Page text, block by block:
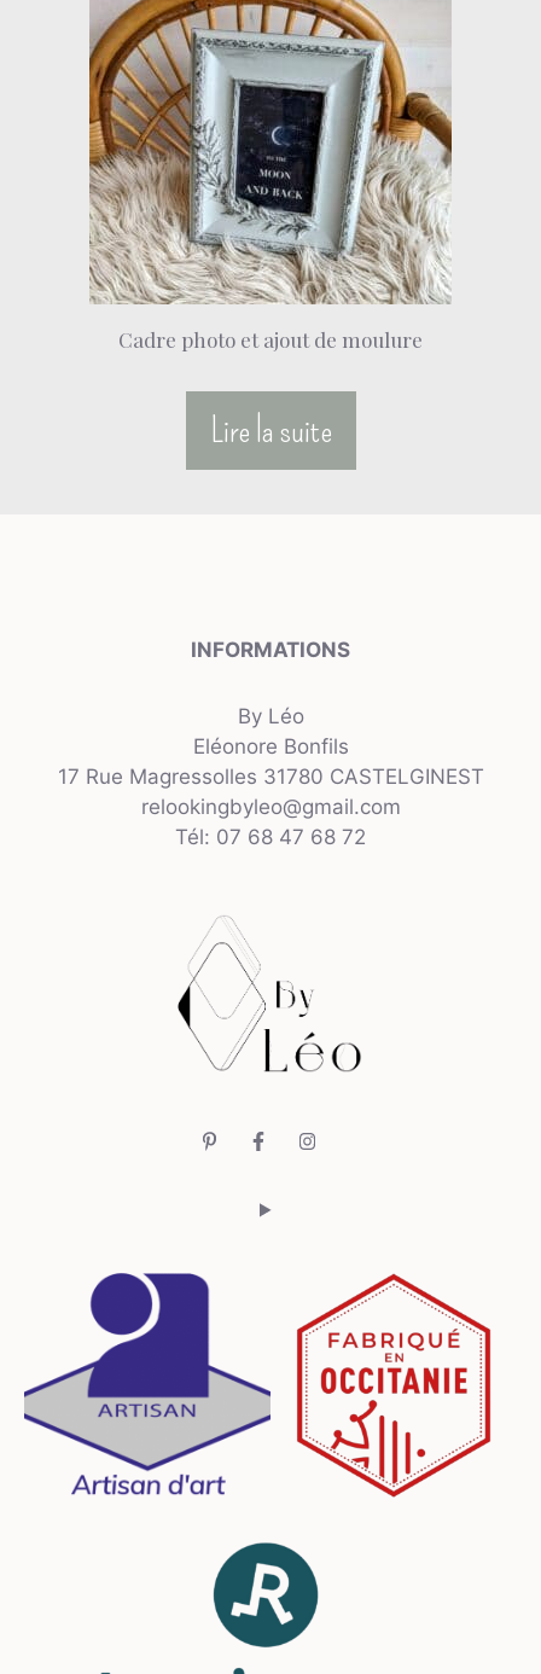
Cadre photo et ajout de moulure
Lire la suite
INFORMATIONS
By Léo
Eléonore Bonfils
17 Rue Magressolles 31780 CASTELGINEST
relookingbyleo@gmail.com
Tél: 07 68 47 68 72